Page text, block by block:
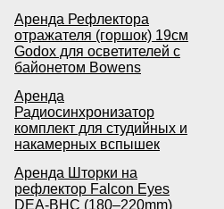
Аренда Рефлектора
отражателя (горшок) 19см
Godox для осветителей с
байонетом Bowens
Аренда
Радиосинхронизатор
комплект для студийных и
накамерных вспышек
Аренда Шторки на
рефлектор Falcon Eyes
DEA-BHC (180–220mm)